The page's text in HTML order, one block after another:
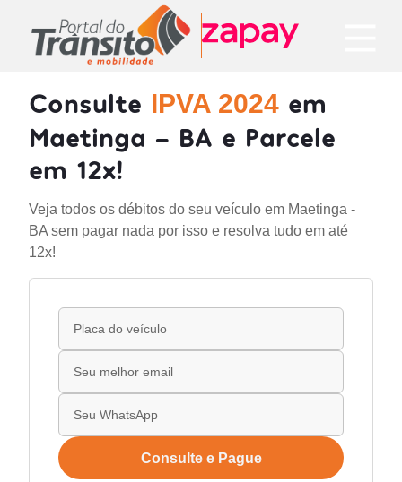
Consulte IPVA 2024 em
Maetinga - BA e Parcele
em 12x!
Veja todos os débitos do seu veículo em Maetinga -
BA sem pagar nada por isso e resolva tudo em até
12x!
Consulte e Pague